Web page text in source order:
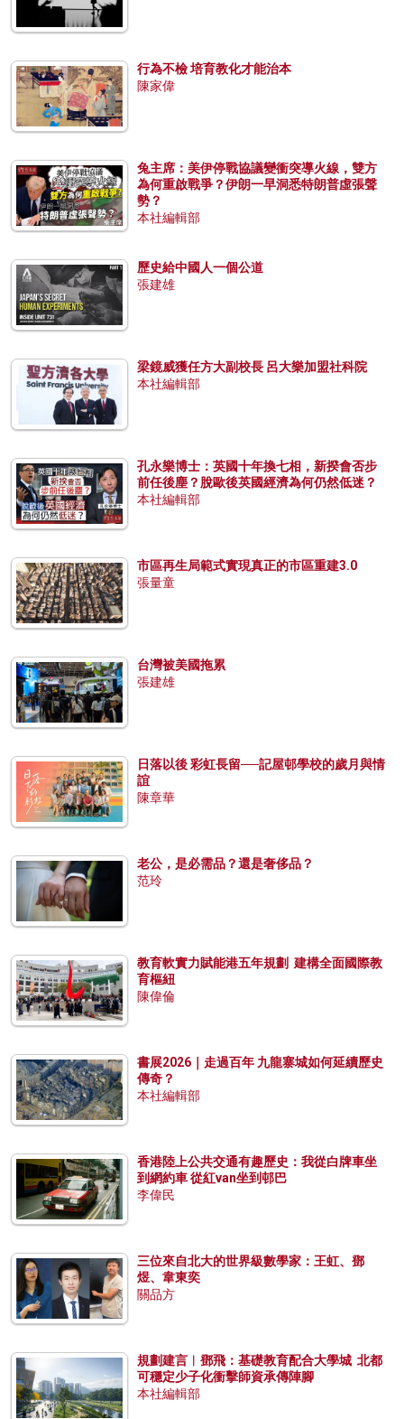
行為不檢 培育教化才能治本
陳家偉
兔主席：美伊停戰協議變衝突導火線，雙方
為何重啟戰爭？伊朗一早洞悉特朗普虛張聲
勢？
本社編輯部
歷史給中國人一個公道
張建雄
梁鏡威獲任方大副校長 呂大樂加盟社科院
本社編輯部
孔永樂博士：英國十年換七相，新揆會否步
前任後塵？脫歐後英國經濟為何仍然低迷？
本社編輯部
市區再生局範式實現真正的市區重建3.0
張量童
台灣被美國拖累
張建雄
日落以後 彩虹長留──記屋邨學校的歲月與情
誼
陳章華
老公，是必需品？還是奢侈品？
范玲
教育軟實力賦能港五年規劃 建構全面國際教
育樞紐
陳偉倫
書展2026｜走過百年 九龍寨城如何延續歷史
傳奇？
本社編輯部
香港陸上公共交通有趣歷史：我從白牌車坐
到網約車 從紅van坐到邨巴
李偉民
三位來自北大的世界級數學家：王虹、鄧
煜、韋東奕
關品方
規劃建言︱鄧飛：基礎教育配合大學城 北都
可穩定少子化衝擊師資承傳陣腳
本社編輯部